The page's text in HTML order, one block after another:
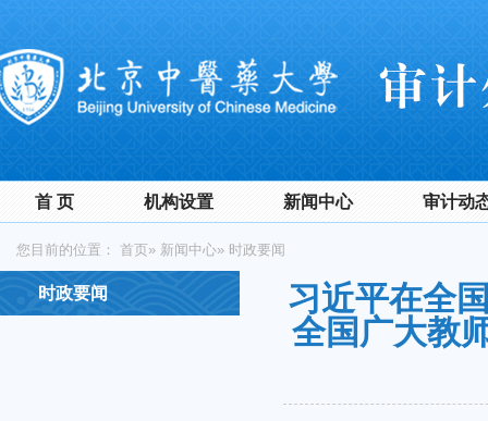
首 页 机构设置 新闻中心 审计动
您目前的位置： 首页» 新闻中心» 时政要闻
时政要闻
习近平在全
全国广大教